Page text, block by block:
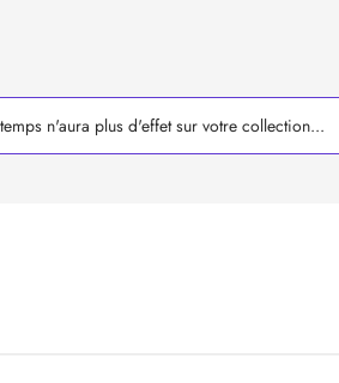
n'aura plus d'effet sur votre collection...